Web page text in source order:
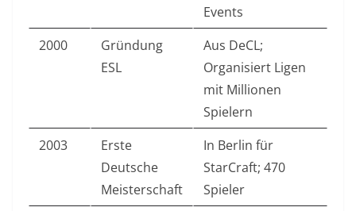
Events
2000
Gründung
ESL
Aus DeCL;
Organisiert Ligen
mit Millionen
Spielern
2003
Erste
Deutsche
Meisterschaft
In Berlin für
StarCraft; 470
Spieler